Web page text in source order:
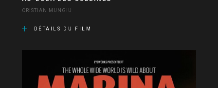
CRISTIAN MUNGIU
DÉTAILS DU FILM